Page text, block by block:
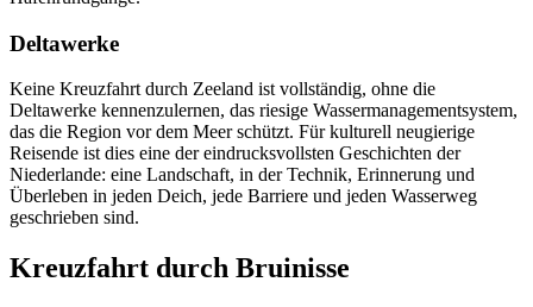
Deltawerke
Keine Kreuzfahrt durch Zeeland ist vollständig, ohne die
Deltawerke kennenzulernen, das riesige Wassermanagementsystem,
das die Region vor dem Meer schützt. Für kulturell neugierige
Reisende ist dies eine der eindrucksvollsten Geschichten der
Niederlande: eine Landschaft, in der Technik, Erinnerung und
Überleben in jeden Deich, jede Barriere und jeden Wasserweg
geschrieben sind.
Kreuzfahrt durch Bruinisse